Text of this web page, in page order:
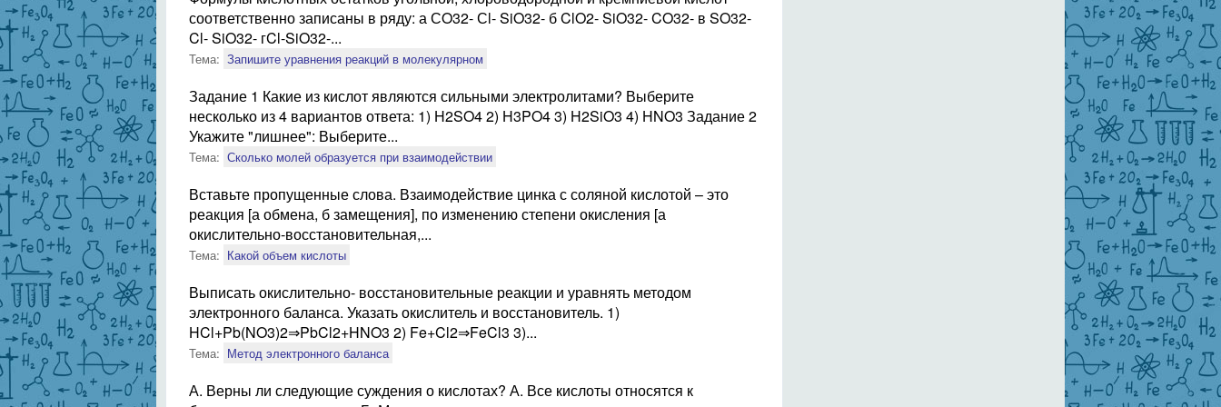
соответственно записаны в ряду: а СO32- Сl- SiO32- б ClO2- SiO32- CO32- в SO32-
Cl- SiO32- гCl-SiO32-...
Тема: Запишите уравнения реакций в молекулярном
Задание 1 Какие из кислот являются сильными электролитами? Выберите
несколько из 4 вариантов ответа: 1) H2SO4 2) H3PO4 3) H2SiO3 4) HNO3 Задание 2
Укажите "лишнее": Выберите...
Тема: Сколько молей образуется при взаимодействии
Вставьте пропущенные слова. Взаимодействие цинка с соляной кислотой – это
реакция [а обмена, б замещения], по изменению степени окисления [а
окислительно-восстановительная,...
Тема: Какой объем кислоты
Выписать окислительно- восстановительные реакции и уравнять методом
электронного баланса. Указать окислитель и восстановитель. 1)
HCl+Pb(NO3)2⇒PbCl2+HNO3 2) Fe+Cl2⇒FeCl3 3)...
Тема: Метод электронного баланса
А. Верны ли следующие суждения о кислотах? А. Все кислоты относятся к